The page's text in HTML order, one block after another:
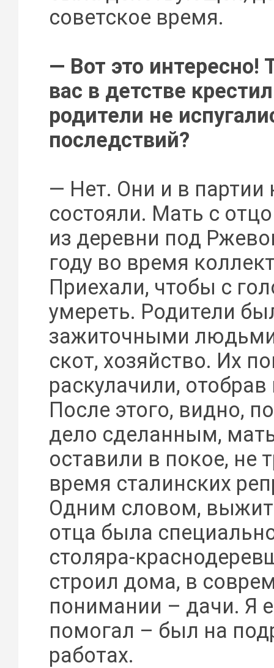
советское время.
— Вот это интересно!
вас в детстве
родители не
последствий?
— Нет. Они и в партии
состояли. Мать с
из деревни под
году во время
Приехали, чтобы с
умереть. Родители
зажиточными
скот, хозяйство. Их
раскулачили, отобрав
После этого, видно,
дело сделанным,
оставили в покое, не
время сталинских
Одним словом,
отца была
столяра-
строил дома, в
понимании – дачи. Я
помогал – был на
работах.